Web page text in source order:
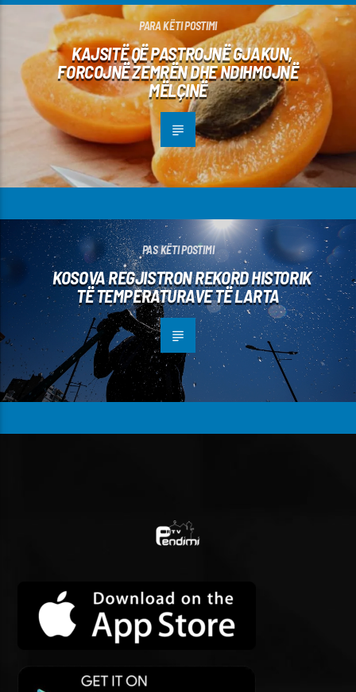
PARA KËTI POSTIMI
KAJSITË QË PASTROJNË GJAKUN,
FORCOJNË ZEMRËN DHE NDIHMOJNË
MËLÇINË
PAS KËTI POSTIMI
KOSOVA REGJISTRON REKORD HISTORIK
TË TEMPERATURAVE TË LARTA